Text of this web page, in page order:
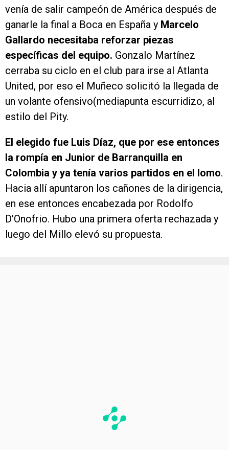
venía de salir campeón de América después de
ganarle la final a Boca en España y Marcelo
Gallardo necesitaba reforzar piezas
específicas del equipo. Gonzalo Martínez
cerraba su ciclo en el club para irse al Atlanta
United, por eso el Muñeco solicitó la llegada de
un volante ofensivo(mediapunta escurridizo, al
estilo del Pity.
El elegido fue Luis Díaz, que por ese entonces
la rompía en Junior de Barranquilla en
Colombia y ya tenía varios partidos en el lomo.
Hacia allí apuntaron los cañones de la dirigencia,
en ese entonces encabezada por Rodolfo
D’Onofrio. Hubo una primera oferta rechazada y
luego del Millo elevó su propuesta.